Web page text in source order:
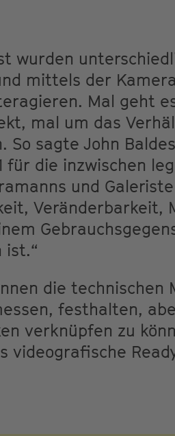
wurden
mittels der
Mal geht
mal um das
sagte John
für die inzwischen
und
Veränderbarkeit,
ist.“
die technischen
festhalten,
verknüpfen zu
videografische